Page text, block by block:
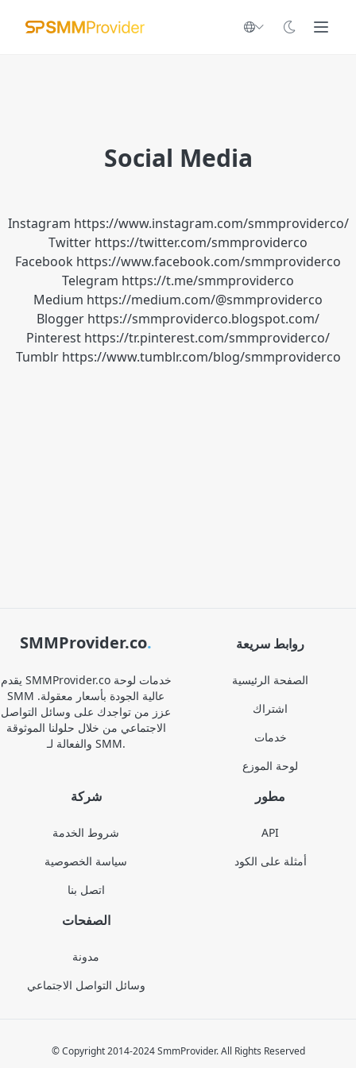
Social Media
Instagram https://www.instagram.com/smmproviderco/
Twitter https://twitter.com/smmproviderco
Facebook https://www.facebook.com/smmproviderco
Telegram https://t.me/smmproviderco
Medium https://medium.com/@smmproviderco
Blogger https://smmproviderco.blogspot.com/
Pinterest https://tr.pinterest.com/smmproviderco/
Tumblr https://www.tumblr.com/blog/smmproviderco
SMMProvider.co.
يقدم SMMProvider.co خدمات لوحة
SMM عالية الجودة بأسعار معقولة.
عزز من تواجدك على وسائل التواصل
الاجتماعي من خلال حلولنا الموثوقة
والفعالة لـ SMM.
روابط سريعة
الصفحة الرئيسية
اشتراك
خدمات
لوحة الموزع
شركة
شروط الخدمة
سياسة الخصوصية
اتصل بنا
مطور
API
أمثلة على الكود
الصفحات
مدونة
وسائل التواصل الاجتماعي
© Copyright 2014-2024 SmmProvider. All Rights Reserved